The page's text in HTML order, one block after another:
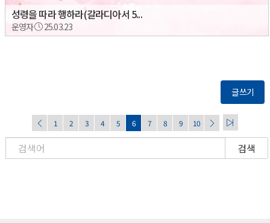
성령을 따라 행하라(갈라디아서 5...
운영자 25.03.23
글쓰기
1 2 3 4 5 6 7 8 9 10
검색